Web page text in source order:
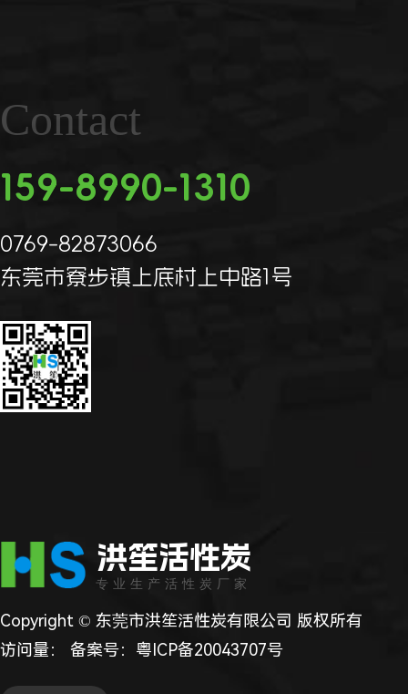
Contact
159-8990-1310
0769-82873066
东莞市寮步镇上底村上中路1号
洪笙活性炭
专业生产活性炭厂家
Copyright © 东莞市洪笙活性炭有限公司 版权所有
访问量：
备案号： 粤ICP备20043707号